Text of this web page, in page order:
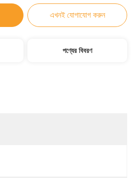
এখনই যোগাযোগ করুন
পণ্যের বিবরণ